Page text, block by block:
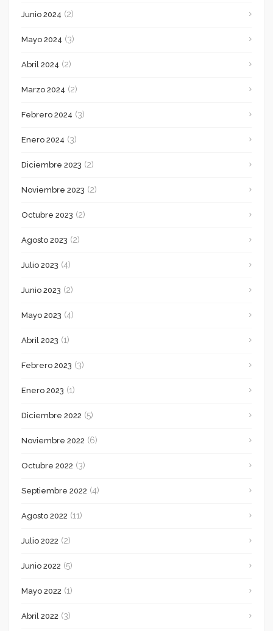
Junio 2024 (2)
Mayo 2024 (3)
Abril 2024 (2)
Marzo 2024 (2)
Febrero 2024 (3)
Enero 2024 (3)
Diciembre 2023 (2)
Noviembre 2023 (2)
Octubre 2023 (2)
Agosto 2023 (2)
Julio 2023 (4)
Junio 2023 (2)
Mayo 2023 (4)
Abril 2023 (1)
Febrero 2023 (3)
Enero 2023 (1)
Diciembre 2022 (5)
Noviembre 2022 (6)
Octubre 2022 (3)
Septiembre 2022 (4)
Agosto 2022 (11)
Julio 2022 (2)
Junio 2022 (5)
Mayo 2022 (1)
Abril 2022 (3)